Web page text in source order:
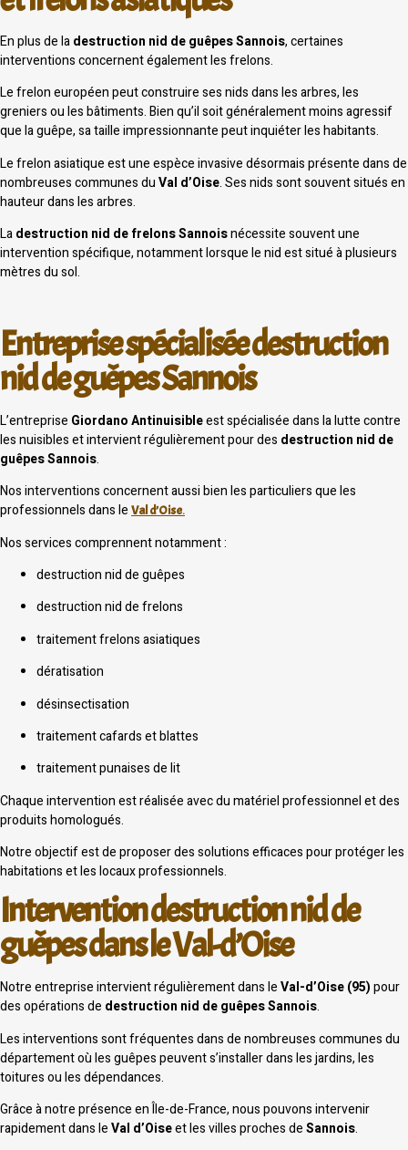
En plus de ladestruction nid de guêpes Sannois, certaines
interventions concernent également les frelons.
Le frelon européen peut construire ses nids dans les arbres, les
greniers ou les bâtiments. Bien qu’il soit généralement moins agressif
que la guêpe, sa taille impressionnante peut inquiéter les habitants.
Le frelon asiatique est une espèce invasive désormais présente dans de
nombreuses communes duVal d’Oise. Ses nids sont souvent situés en
hauteur dans les arbres.
Ladestruction nid de frelons Sannoisnécessite souvent une
intervention spécifique, notamment lorsque le nid est situé à plusieurs
mètres du sol.
Entreprise spécialisée destruction
nid de guêpes Sannois
L’entreprise Giordano Antinuisibleest spécialisée dans la lutte contre
les nuisibles et intervient régulièrement pour des destruction nid de
guêpes Sannois.
Nos interventions concernent aussi bien les particuliers que les
professionnels dans le Val d’Oise.
Nos services comprennent notamment :
destruction nid de guêpes
destruction nid de frelons
traitement frelons asiatiques
dératisation
désinsectisation
traitement cafards et blattes
traitement punaises de lit
Chaque intervention est réalisée avec du matériel professionnel et des
produits homologués.
Notre objectif est de proposer des solutions efficaces pour protéger les
habitations et les locaux professionnels.
Intervention destruction nid de
guêpes dans le Val-d’Oise
Notre entreprise intervient régulièrement dans leVal-d’Oise (95)pour
des opérations de destruction nid de guêpes Sannois.
Les interventions sont fréquentes dans de nombreuses communes du
département où les guêpes peuvent s’installer dans les jardins, les
toitures ou les dépendances.
Grâce à notre présence en Île-de-France, nous pouvons intervenir
rapidement dans leVal d’Oiseet les villes proches deSannois.